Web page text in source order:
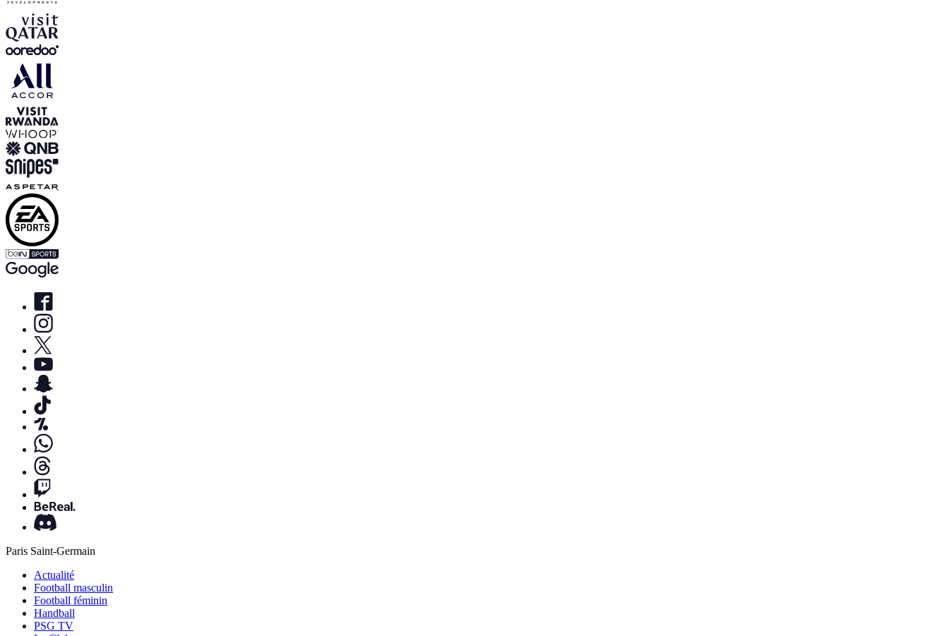
Paris Saint-Germain
Actualité
Football masculin
Football féminin
Handball
PSG TV